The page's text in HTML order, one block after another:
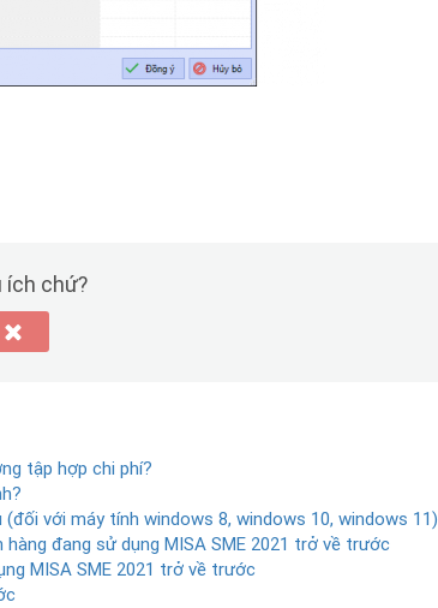
ích chứ?
tập hợp chi phí?
với máy tính windows 8, windows 10, windows 11)
đang sử dụng MISA SME 2021 trở về trước
MISA SME 2021 trở về trước